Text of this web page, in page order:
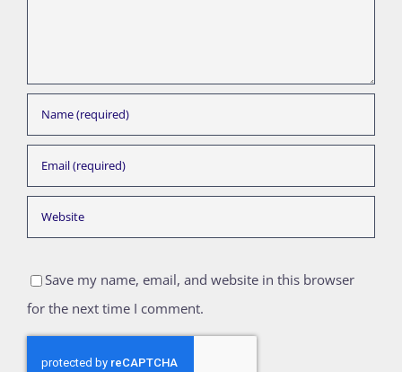
Save my name, email, and website in this browser
for the next time I comment.